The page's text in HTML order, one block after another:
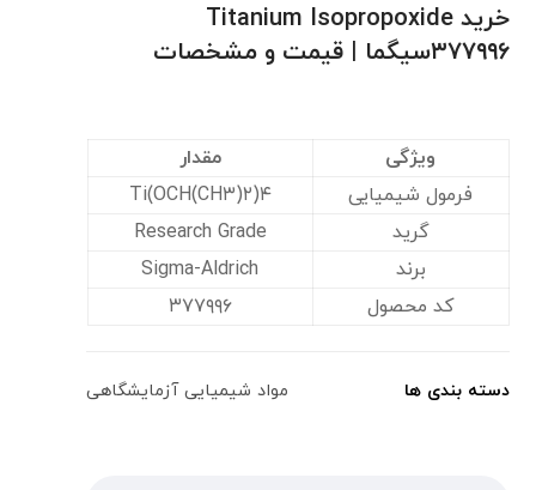
خرید Titanium Isopropoxide
۳۷۷۹۹۶سیگما | قیمت و مشخصات
ویژگی
مقدار
فرمول شیمیایی
Ti(OCH(CH۳)۲)۴
گرید
Research Grade
برند
Sigma-Aldrich
کد محصول
۳۷۷۹۹۶
دسته بندی ها مواد شیمیایی آزمایشگاهی